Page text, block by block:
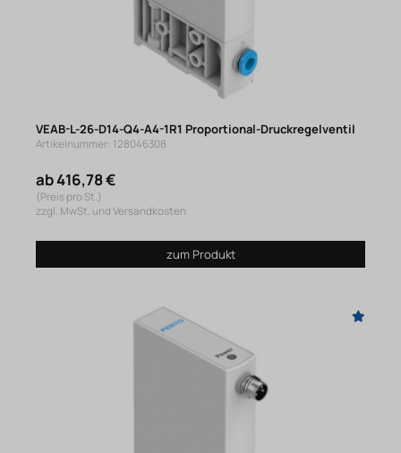
VEAB-L-26-D14-Q4-A4-1R1 Proportional-Druckregelventil
Artikelnummer: 128046308
ab 416,78 €
(Preis pro St.)
zzgl. MwSt. und Versandkosten
zum Produkt